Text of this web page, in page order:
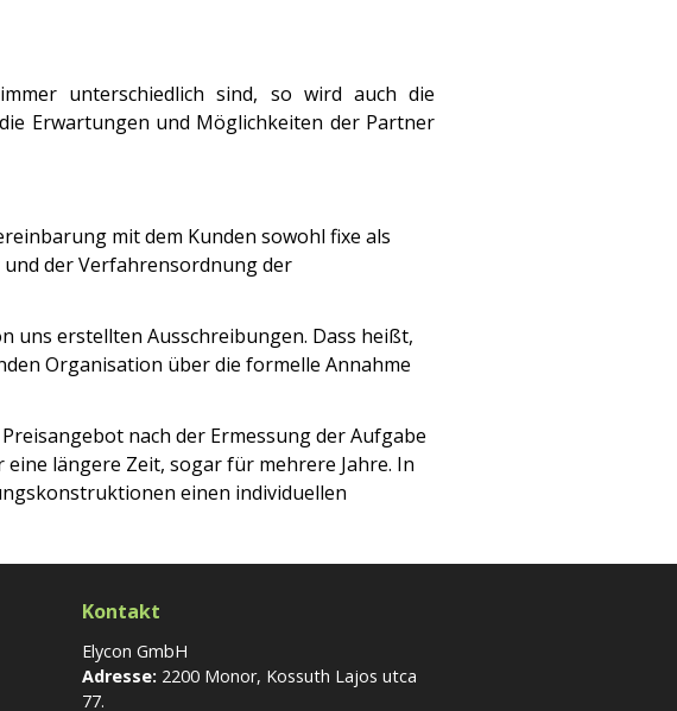
unterschiedlich sind, so wird auch die
Erwartungen und Möglichkeiten der Partner
mit dem Kunden sowohl fixe als
der Verfahrensordnung der
uns erstellten Ausschreibungen. Dass heißt,
Organisation über die formelle Annahme
nach der Ermessung der Aufgabe
längere Zeit, sogar für mehrere Jahre. In
einen individuellen
Kontakt
Elycon GmbH
Adresse: 2200 Monor, Kossuth Lajos utca
77.